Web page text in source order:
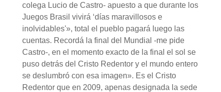
colega Lucio de Castro- apuesto a que durante los
Juegos Brasil vivirá ‘días maravillosos e
inolvidables'», total el pueblo pagará luego las
cuentas. Recordá la final del Mundial -me pide
Castro-, en el momento exacto de la final el sol se
puso detrás del Cristo Redentor y el mundo entero
se deslumbró con esa imagen». Es el Cristo
Redentor que en 2009, apenas designada la sede